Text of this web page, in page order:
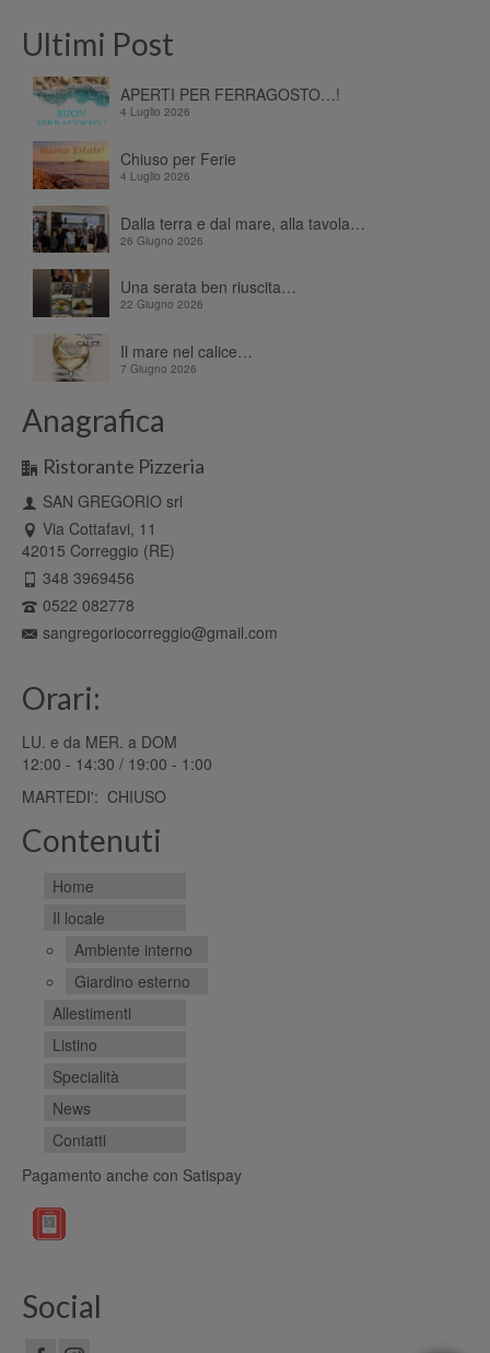
Ultimi Post
APERTI PER FERRAGOSTO…!
4 Luglio 2026
Chiuso per Ferie
4 Luglio 2026
Dalla terra e dal mare, alla tavola…
26 Giugno 2026
Una serata ben riuscita…
22 Giugno 2026
Il mare nel calice…
7 Giugno 2026
Anagrafica
Ristorante Pizzeria
SAN GREGORIO srl
Via Cottafavi, 11
42015 Correggio (RE)
348 3969456
0522 082778
sangregoriocorreggio@gmail.com
Orari:
LU. e da MER. a DOM
12:00 - 14:30 / 19:00 - 1:00
MARTEDI': CHIUSO
Contenuti
Home
Il locale
Ambiente interno
Giardino esterno
Allestimenti
Listino
Specialità
News
Contatti
Pagamento anche con Satispay
Social